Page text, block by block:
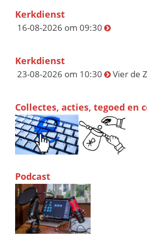
Kerkdienst
16-08-2026 om 09:30
Kerkdienst
23-08-2026 om 10:30 Vier de
Collectes, acties, tegoed en
Podcast